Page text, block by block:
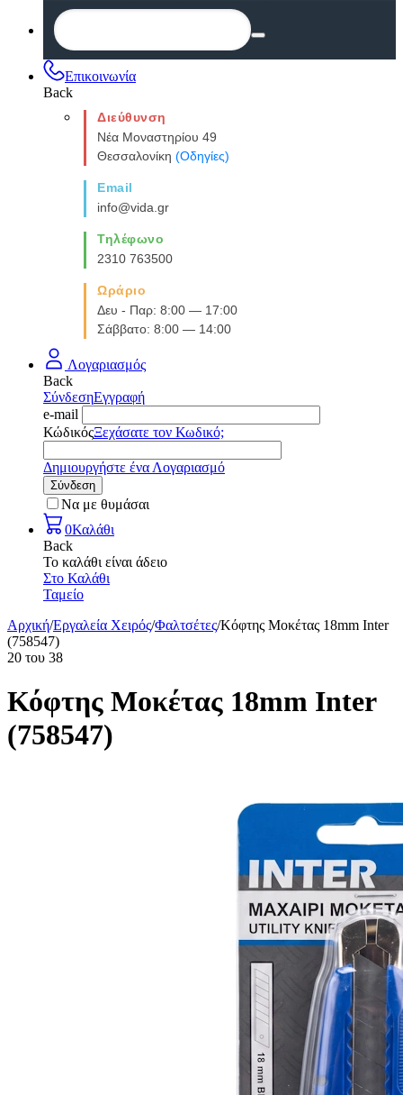
Επικοινωνία
Back
Διεύθυνση
Νέα Μοναστηρίου 49
Θεσσαλονίκη (Οδηγίες)
Email
info@vida.gr
Τηλέφωνο
2310 763500
Ωράριο
Δευ - Παρ: 8:00 — 17:00
Σάββατο: 8:00 — 14:00
Λογαριασμός
Back
ΣύνδεσηΕγγραφή
e-mail
ΚώδικόςΞεχάσατε τον Κωδικό;
Δημιουργήστε ένα Λογαριασμό
Σύνδεση
Να με θυμάσαι
0Καλάθι
Back
Το καλάθι είναι άδειο
Στο Καλάθι
Ταμείο
Αρχική/Εργαλεία Χειρός/Φαλτσέτες/Κόφτης Μοκέτας 18mm Inter
(758547)
20 του 38
Κόφτης Μοκέτας 18mm Inter
(758547)